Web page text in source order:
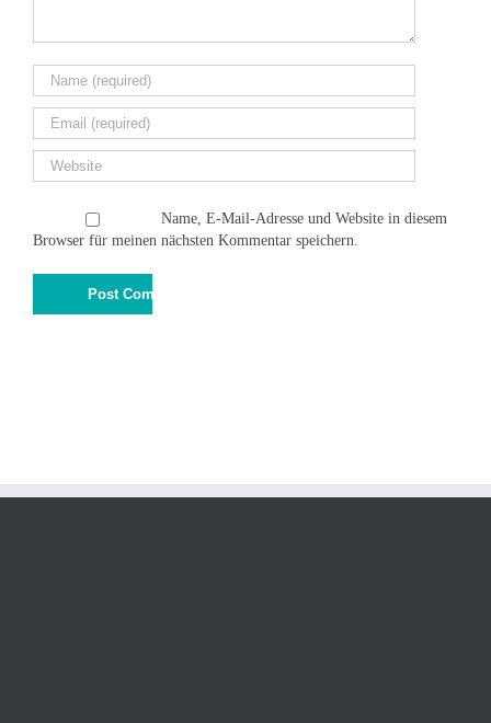
Name, E-Mail-Adresse und Website in diesem
Browser für meinen nächsten Kommentar speichern.